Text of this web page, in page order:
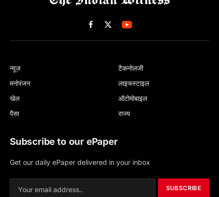
Facebook
X
(Twitter)
न्यूज़
मनोरंजन
खेल
पैसा
टैकनोलजी
लाइफस्टाइल
ऑटोमोबाइल
राज्य
Subscribe to our ePaper
Get our daily ePaper delivered in your inbox
SUBSCRIBE